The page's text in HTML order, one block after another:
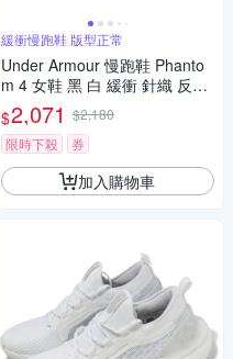
緩衝慢跑鞋 版型正常
Under Armour 慢跑鞋 Phanto
m 4 女鞋 黑 白 緩衝 針織 反光
運動鞋 UA 3027594003
$2,071 $2,180
限時下殺
券
加入購物車